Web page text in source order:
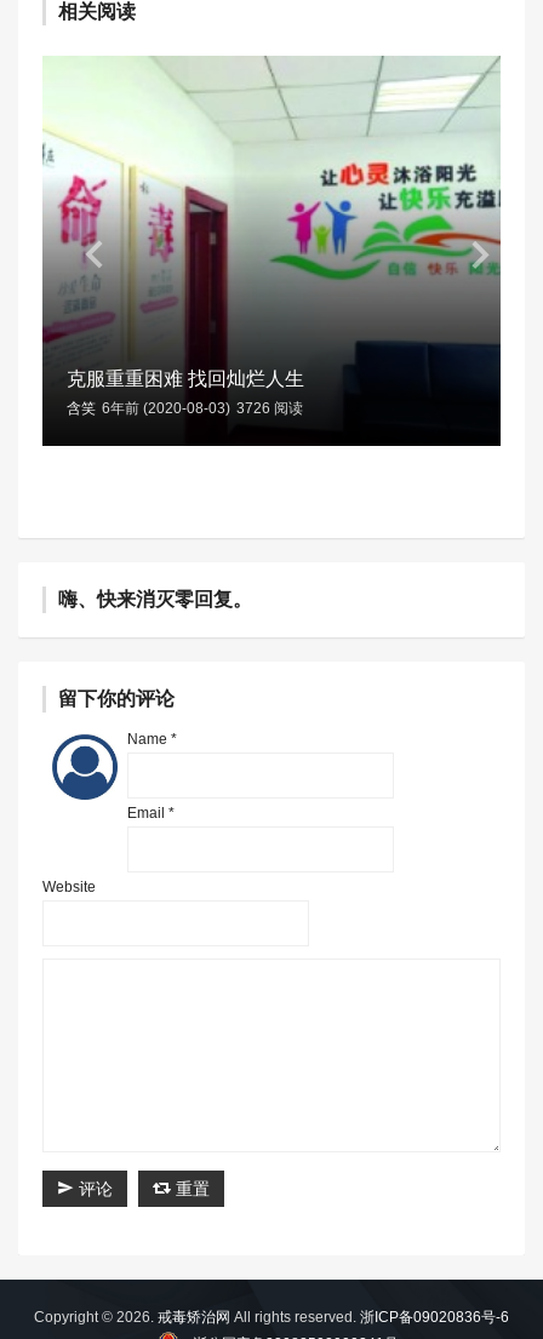
相关阅读
克服重重困难 找回灿烂人生
含笑 6年前 (2020-08-03) 3726 阅读
嗨、快来消灭零回复。
留下你的评论
Name *
Email *
Website
评论 重置
Copyright © 2026. 戒毒矫治网 All rights reserved. 浙ICP备09020836号-6